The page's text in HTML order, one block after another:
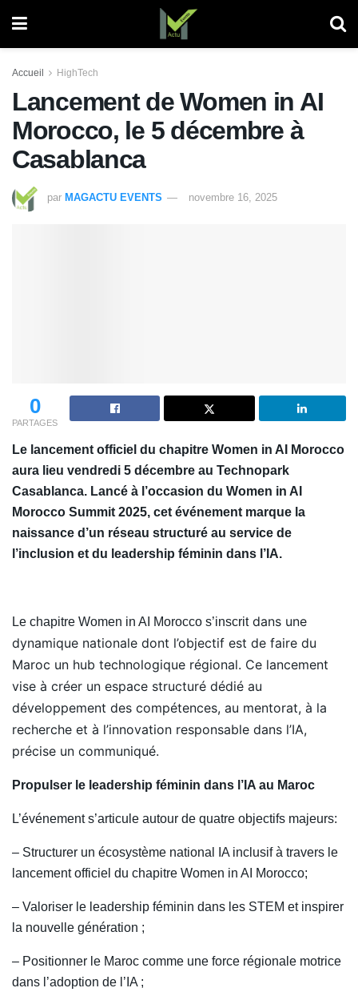
Accueil HighTech
Lancement de Women in AI
Morocco, le 5 décembre à
Casablanca
par MAGACTU EVENTS novembre 16, 2025
0
PARTAGES
Le lancement officiel du chapitre Women in AI Morocco
aura lieu vendredi 5 décembre au Technopark
Casablanca. Lancé à l’occasion du Women in AI
Morocco Summit 2025, cet événement marque la
naissance d’un réseau structuré au service de
l’inclusion et du leadership féminin dans l’IA.
Le chapitre Women in AI Morocco s’inscritdans une
dynamique nationale dont l’objectif est de faire du
Maroc un hub technologique régional. Ce lancement
vise à créer un espace structuré dédié au
développement des compétences, au mentorat, à la
recherche et à l’innovation responsable dans l’IA,
précise un communiqué.
Propulser le leadership féminin dans l’IA au Maroc
L’événement s’articule autour de quatre objectifs majeurs:
– Structurer un écosystème national IA inclusif à travers le
lancement officiel du chapitre Women in AI Morocco;
– Valoriser le leadership féminin dans les STEM et inspirer
la nouvelle génération ;
– Positionner le Maroc comme une force régionale motrice
dans l’adoption de l’IA ;